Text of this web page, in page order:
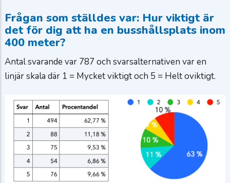
Frågan som ställdes var: Hur viktigt är
det för dig att ha en busshållsplats inom
400 meter?
Antal svarande var 787 och svarsalternativen var en
linjär skala där 1 = Mycket viktigt och 5 = Helt oviktigt.